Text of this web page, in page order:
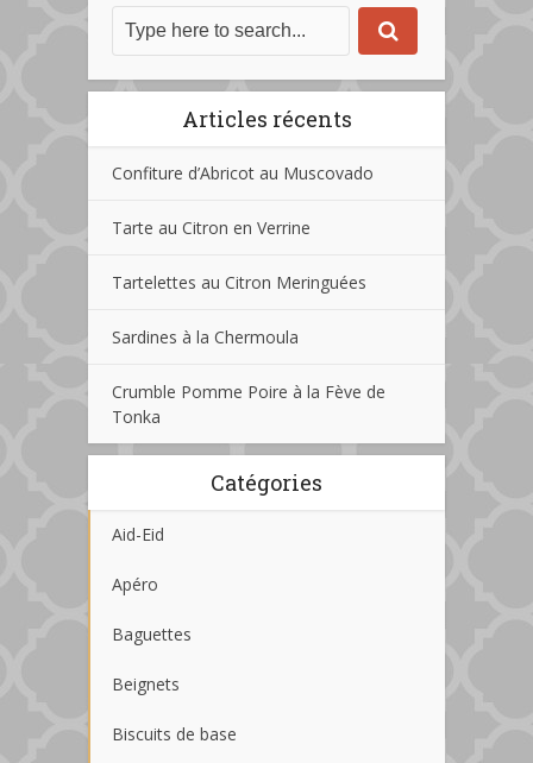
Articles récents
Confiture d’Abricot au Muscovado
Tarte au Citron en Verrine
Tartelettes au Citron Meringuées
Sardines à la Chermoula
Crumble Pomme Poire à la Fève de
Tonka
Catégories
Aid-Eid
Apéro
Baguettes
Beignets
Biscuits de base